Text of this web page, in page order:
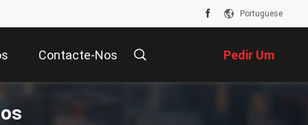
Portuguese
Contacte-Nos Pedir Um
Orçamento